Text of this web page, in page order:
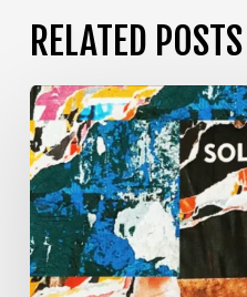
RELATED POSTS
Las
5
Tendencias
Creativas
Clave
para
2025